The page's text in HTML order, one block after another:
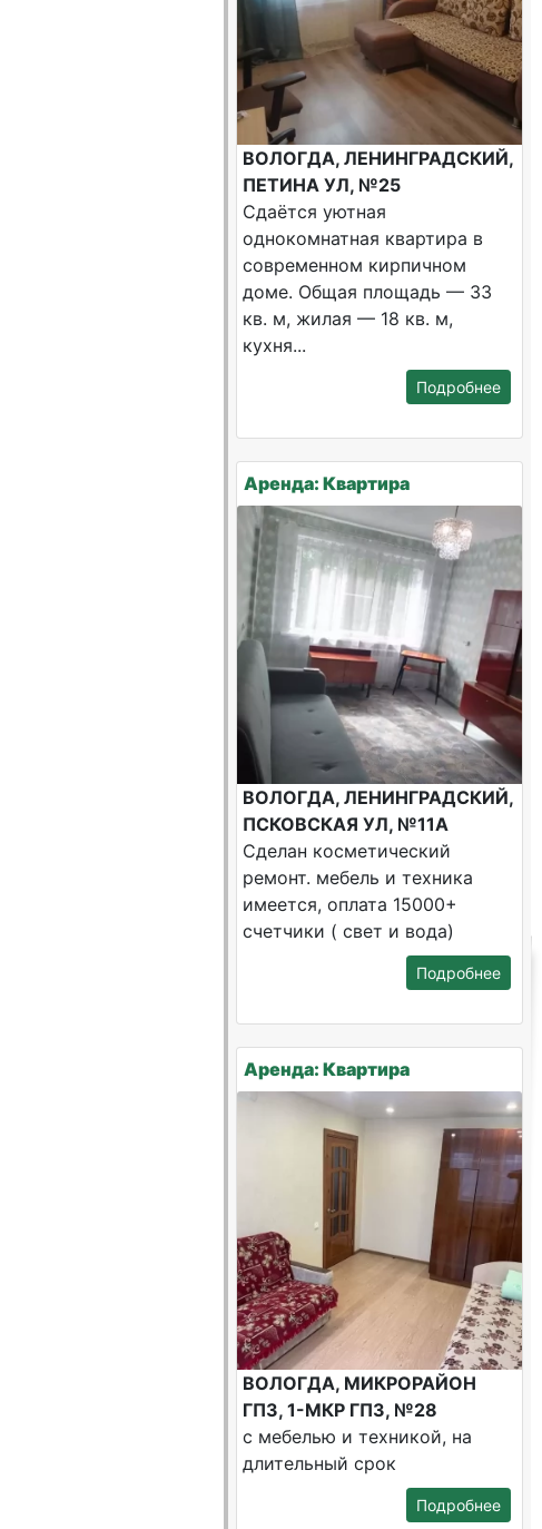
ВОЛОГДА, ЛЕНИНГРАДСКИЙ,
ПЕТИНА УЛ, №25
Сдаётся уютная
однокомнатная квартира в
современном кирпичном
доме. Общая площадь — 33
кв. м, жилая — 18 кв. м,
кухня...
Подробнее
Аренда: Квартира
ВОЛОГДА, ЛЕНИНГРАДСКИЙ,
ПСКОВСКАЯ УЛ, №11А
Сделан косметический
ремонт. мебель и техника
имеется, оплата 15000+
счетчики ( свет и вода)
Подробнее
Аренда: Квартира
ВОЛОГДА, МИКРОРАЙОН
ГПЗ, 1-МКР ГПЗ, №28
с мебелью и техникой, на
длительный срок
Подробнее